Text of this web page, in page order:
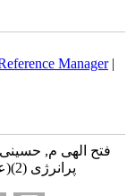
Manager|
فتح الهی م,
پرانرژی (2)(علمی-ترویجی). مواد پرانرژی 2008; 3 (2) :9-20